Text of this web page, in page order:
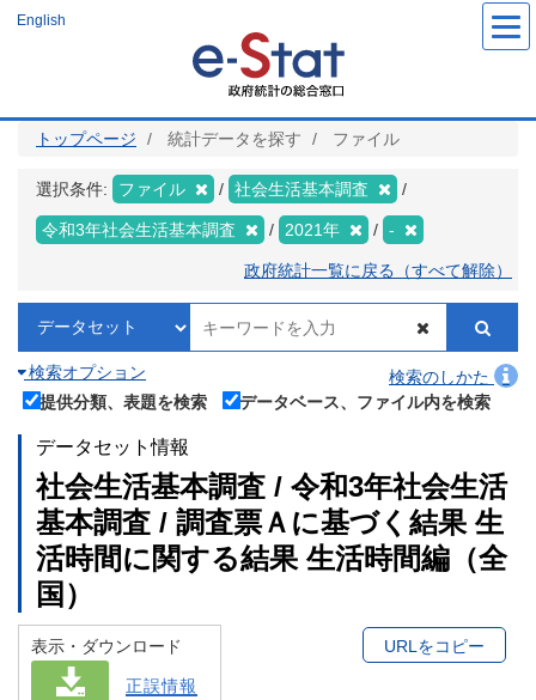
ツ
English
トップページ 統計データを探す ファイル
選択条件: ファイル 社会生活基本調査
令和3年社会生活基本調査 2021年 -
政府統計一覧に戻る（すべて解除）
検索オプション
検索のしかた
提供分類、表題を検索
データベース、ファイル内を検索
データセット情報
社会生活基本調査 / 令和3年社会生活
基本調査 / 調査票Ａに基づく結果 生
活時間に関する結果 生活時間編（全
国）
表示・ダウンロード
正誤情報
URLをコピー